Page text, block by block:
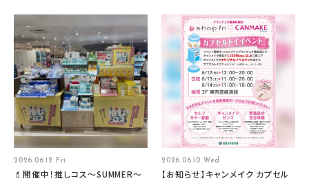
2026.06.12 Fri
💄開催中！推しコス〜SUMMER〜
2026.06.10 Wed
【お知らせ】キャンメイク カプセル